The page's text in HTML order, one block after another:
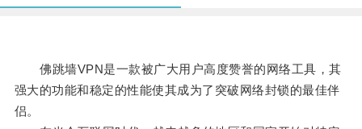
佛跳墙VPN是一款被广大用户高度赞誉的网络工具，其
强大的功能和稳定的性能使其成为了突破网络封锁的最佳伴
侣。